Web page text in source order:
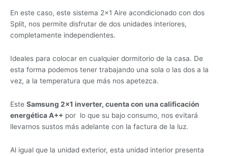
En este caso, este sistema 2×1 Aire acondicionado con dos
Split, nos permite disfrutar de dos unidades interiores,
completamente independientes.
Ideales para colocar en cualquier dormitorio de la casa. De
esta forma podemos tener trabajando una sola o las dos a la
vez, a la temperatura que más nos apetezca.
Este Samsung 2×1 inverter, cuenta con una calificación
energética A++ por lo que su bajo consumo, nos evitará
llevarnos sustos más adelante con la factura de la luz.
Al igual que la unidad exterior, esta unidad interior presenta